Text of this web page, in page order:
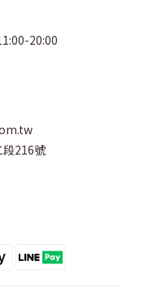
20:00
段216號